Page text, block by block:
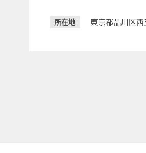
所在地 東京都品川区西